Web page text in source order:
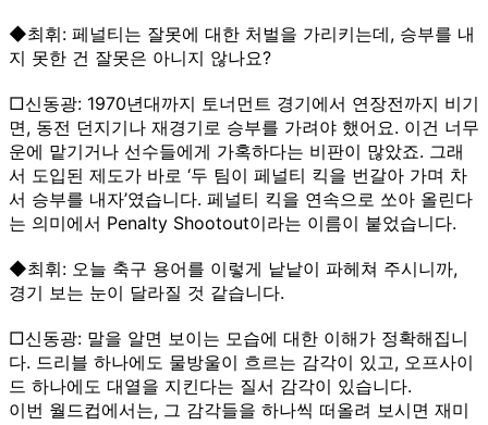
◆최휘: 페널티는 잘못에 대한 처벌을 가리키는데, 승부를 내
지 못한 건 잘못은 아니지 않나요?
□신동광: 1970년대까지 토너먼트 경기에서 연장전까지 비기
면, 동전 던지기나 재경기로 승부를 가려야 했어요. 이건 너무
운에 맡기거나 선수들에게 가혹하다는 비판이 많았죠. 그래
서 도입된 제도가 바로 ‘두 팀이 페널티 킥을 번갈아 가며 차
서 승부를 내자’였습니다. 페널티 킥을 연속으로 쏘아 올린다
는 의미에서 Penalty Shootout이라는 이름이 붙었습니다.
◆최휘: 오늘 축구 용어를 이렇게 낱낱이 파헤쳐 주시니까,
경기 보는 눈이 달라질 것 같습니다.
□신동광: 말을 알면 보이는 모습에 대한 이해가 정확해집니
다. 드리블 하나에도 물방울이 흐르는 감각이 있고, 오프사이
드 하나에도 대열을 지킨다는 질서 감각이 있습니다.
이번 월드컵에서는, 그 감각들을 하나씩 떠올려 보시면 재미